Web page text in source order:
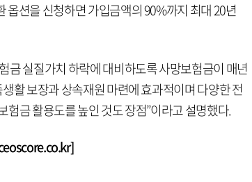
션을 신청하면 가입금액의 90%까지 최대 20년
금 실질가치 하락에 대비하도록 사망보험금이 매년
활 보장과 상속재원 마련에 효과적이며 다양한 전
금 활용도를 높인 것도 장점”이라고 설명했다.